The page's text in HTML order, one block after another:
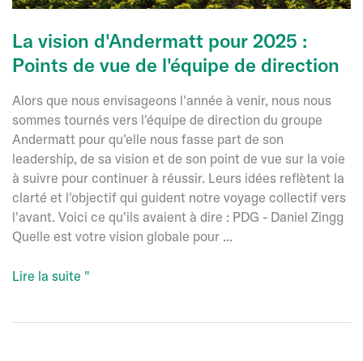
La vision d'Andermatt pour 2025 :
Points de vue de l'équipe de direction
Alors que nous envisageons l'année à venir, nous nous
sommes tournés vers l'équipe de direction du groupe
Andermatt pour qu'elle nous fasse part de son
leadership, de sa vision et de son point de vue sur la voie
à suivre pour continuer à réussir. Leurs idées reflètent la
clarté et l'objectif qui guident notre voyage collectif vers
l'avant. Voici ce qu'ils avaient à dire : PDG - Daniel Zingg
Quelle est votre vision globale pour ...
La
Lire la suite "